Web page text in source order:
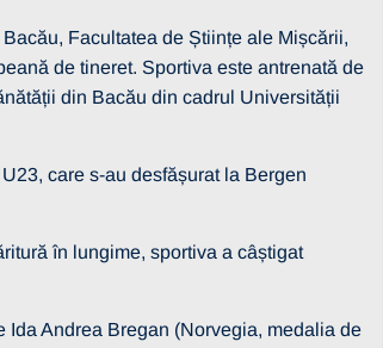
Facultatea de Științe ale Mișcării,
de tineret. Sportiva este antrenată de
din Bacău din cadrul Universității
care s-au desfășurat la Bergen
în lungime, sportiva a câștigat
Ida Andrea Bregan (Norvegia, medalia de